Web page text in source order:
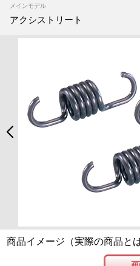
メインモデル
アクシストリート
商品イメージ（実際の商品と